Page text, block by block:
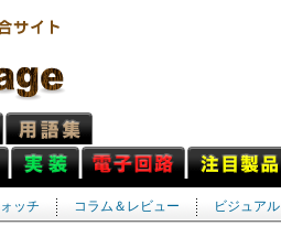
ッチ コラム＆レビュー ビジュアル